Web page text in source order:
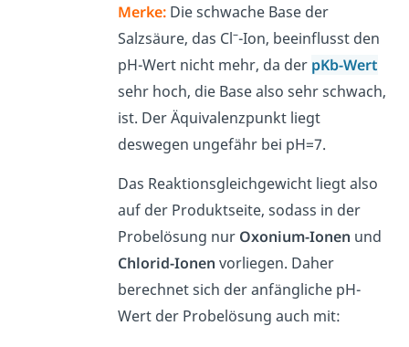
Merke: Die schwache Base der
Salzsäure, das Cl–-Ion, beeinflusst den
pH-Wert nicht mehr, da der pKb-Wert
sehr hoch, die Base also sehr schwach,
ist. Der Äquivalenzpunkt liegt
deswegen ungefähr bei pH=7.
Das Reaktionsgleichgewicht liegt also
auf der Produktseite, sodass in der
Probelösung nur Oxonium-Ionen und
Chlorid-Ionen vorliegen. Daher
berechnet sich der anfängliche pH-
Wert der Probelösung auch mit: